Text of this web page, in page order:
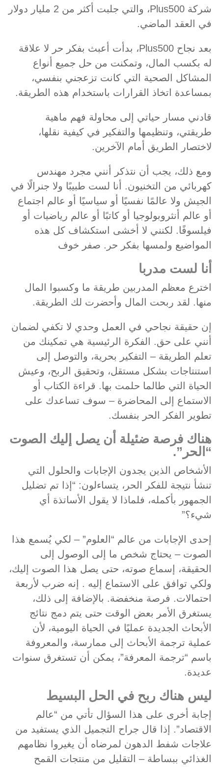
شركة Plus500، والتي جلبت أكثر من 2 مليار دولار
في العقد الماضي.
بعد نجاح Plus500، بدأت أعبث بفكر حر لا علاقة
له بكسب المال، وتمكنت من حل جميع أنواع
المشاكل الصحية التي كانت تزعجني بنفسي،
بمساعدة اتخاذ القرارات باستخدام هذه الطريقة.
قادني مسار حياتي إلى محاولة فهم ماهية
طريقتي، وتنظيمها والتفكير في كيفية نقلها،
لاختصار الطريق أمام الآخرين.
ومع ذلك، يجب أن نتذكر أنني مجرد مهندس
كهربائي من التخنيون. أنا لست طبيبًا ولا جنرالًا في
الجيش ولا عالمًا نفسيًا أو سياسيًا أو عالم اجتماع
أو عالم أنثروبولوجيا أو كاتبًا أو عالم رياضيات أو
فيلسوفًا. لكنني لا أخشى استكشاف كل هذه
المواضيع ولمسها بفكر حر. صفر خوف
أنا لست مدربا
اخترع معظم المدربين طريقة ما وكسبوا المال
منها. لقد ربحت المال وأحضرت لك الطريقة.
إن حقيقة نجاحي في العمل وحدي لا تكفي لضمان
أنني على حق. الفكرة الرئيسية هي تمكينك من
تعلم الطريقة – التفكير بحرية، والتوصل إلى
استنتاجات بشكل مستقل، وتحقيق الربح، وعيش
الحياة التي طالما حلمت بها. قراءة الكتاب أو
الاستماع إلى المحاضرة – سوف تساعدك على
تطوير الفكر الحر بنفسك.
هناك فرصة ضئيلة أن يصل إليك الصوت
“الحر”.
الأشخاص الذين يجدون الإجابات والحلول التي
تنشأ نتيجة للفكر الحر، يتساءلون: “إذا تم تضليل
الجمهور بأكمله، فلماذا لا يقول الأساتذة أي
شيء؟”
إحدى الإجابات من عالم “العلوم” – لكي يُسمع هذا
الصوت – يحتاج شخص ما إلى الوصول إلى
الحقيقة، إسماع صوته، حتى يصل هذا الصوت إليك،
ولكي توافق على الاستماع إليه . إنه ضرب لأربعة
احتمالات. فرصة منخفضة. بالإضافة إلى ذلك،
يستغرق الأمر بعض الوقت حتى يتم دمج نتائج
الأبحاث الجديدة عمليًا في الحياة اليومية، لأن
عملية ترجمة الأبحاث إلى ممارسة، والمعروفة
باسم “ترجمة المعرفة”، يمكن أن تستغرق سنوات
عديدة.
ليس هناك ربح في الحل البسيط
إجابة أخرى على هذا السؤال تأتي من “عالم
الاقتصاد”. إذا قال جراح التجميل الذي يستفيد من
علاجات شفط الدهون لمرضاه أن يغيروا نظامهم
الغذائي ببساطة – التقليل من منتجات القمح